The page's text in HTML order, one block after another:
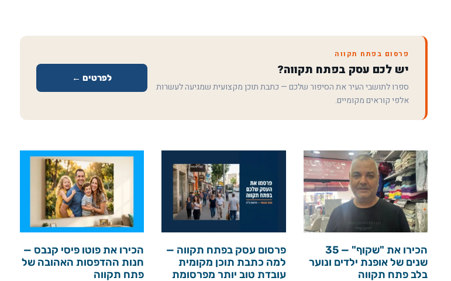
פרסום בפתח תקווה
יש לכם עסק בפתח תקווה?
ספרו לתושבי העיר את הסיפור שלכם — כתבת תוכן מקצועית שמגיעה לעשרות
אלפי קוראים מקומיים.
לפרטים ←
הכירו את "שקוף" — 35
שנים של אופנת ילדים ונוער
בלב פתח תקווה
פרסום עסק בפתח תקווה —
למה כתבת תוכן מקומית
עובדת טוב יותר מפרסומת
הכירו את פוטו פיסי קנבס —
חנות ההדפסות האהובה של
פתח תקווה